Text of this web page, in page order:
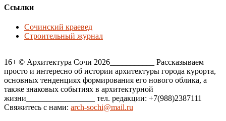
Ссылки
Сочинский краевед
Строительный журнал
16+ © Архитектура Сочи 2026___________ Рассказываем
просто и интересно об истории архитектуры города курорта,
основных тенденциях формирования его нового облика, а
также знаковых событиях в архитектурной
жизни_________________ тел. редакции: +7(988)2387111
Свяжитесь с нами: arch-sochi@mail.ru